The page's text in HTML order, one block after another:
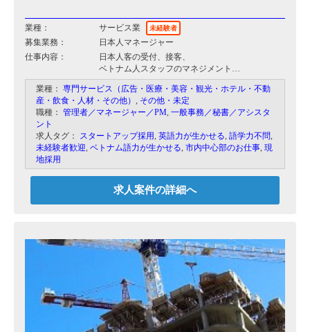
業種： サービス業 未経験者
募集業務：
日本人マネージャー
仕事内容：
日本人客の受付、接客、
ベトナム人スタッフのマネジメント
日本本社とのやり取り
業種： 専門サービス（広告・医療・美容・観光・ホテル・不動
産・飲食・人材・その他） , その他・未定
職種： 管理者／マネージャー／PM, 一般事務／秘書／アシスタ
ント
求人タグ： スタートアップ採用, 英語力が生かせる, 語学力不問,
未経験者歓迎, ベトナム語力が生かせる, 市内中心部のお仕事, 現
地採用
求人案件の詳細へ